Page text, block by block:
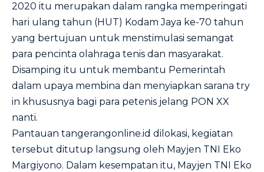
2020 itu merupakan dalam rangka memperingati
hari ulang tahun (HUT) Kodam Jaya ke-70 tahun
yang bertujuan untuk menstimulasi semangat
para pencinta olahraga tenis dan masyarakat.
Disamping itu untuk membantu Pemerintah
dalam upaya membina dan menyiapkan sarana try
in khususnya bagi para petenis jelang PON XX
nanti.
Pantauan tangerangonline.id dilokasi, kegiatan
tersebut ditutup langsung oleh Mayjen TNI Eko
Margiyono. Dalam kesempatan itu, Mayjen TNI Eko